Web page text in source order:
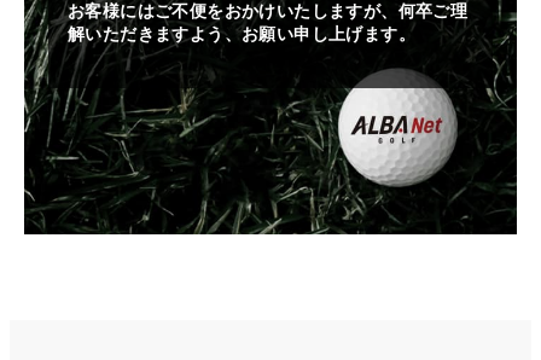
お客様にはご不便をおかけいたしますが、何卒ご理
解いただきますよう、お願い申し上げます。